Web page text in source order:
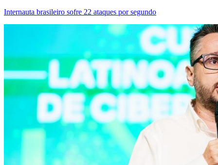
Internauta brasileiro sofre 22 ataques por segundo